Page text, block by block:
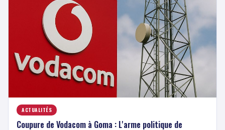
ACTUALITÉS
Coupure de Vodacom à Goma : L'arme politique de